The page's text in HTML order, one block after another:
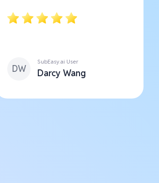
DW
SubEasy.ai User
Darcy Wang